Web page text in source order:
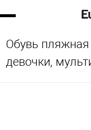
Обувь пляжная
девочки,